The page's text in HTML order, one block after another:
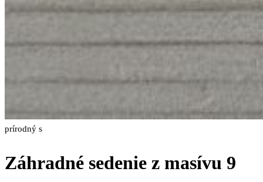
prírodný s
Záhradné sedenie z masívu 9